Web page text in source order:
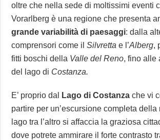
oltre che nella sede di moltissimi eventi
Vorarlberg è una regione che presenta
grande variabilità di paesaggi: dalla
comprensori come ilSilvretta e l’Alberg,
fitti boschi della Valle del Reno, fino alle
del lago di Costanza.
E’ proprio dal Lago di Costanza che vi
partire per un’escursione completa della
lago tra l’altro si affaccia la graziosa
dove potrete ammirare il forte contrasto